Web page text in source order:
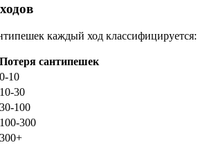
каждый ход классифицируется:
Потеря сантипешек
0-10
10-30
30-100
100-300
300+